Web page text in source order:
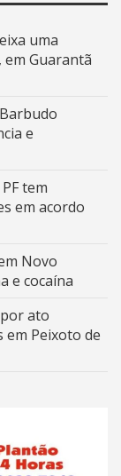
uma
em Guarantã
e
tem
em acordo
Novo
e cocaína
ato
Peixoto de